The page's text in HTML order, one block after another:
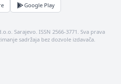
Google Play
Sarajevo. ISSN 2566-3771. Sva prava
sadržaja bez dozvole izdavača.